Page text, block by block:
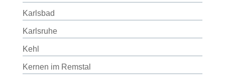
Karlsbad
Karlsruhe
Kehl
Kernen im Remstal